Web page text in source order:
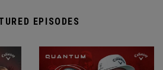
EPISODES